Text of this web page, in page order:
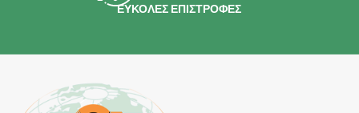
ΕΥΚΟΛΕΣ ΕΠΙΣΤΡΟΦΕΣ